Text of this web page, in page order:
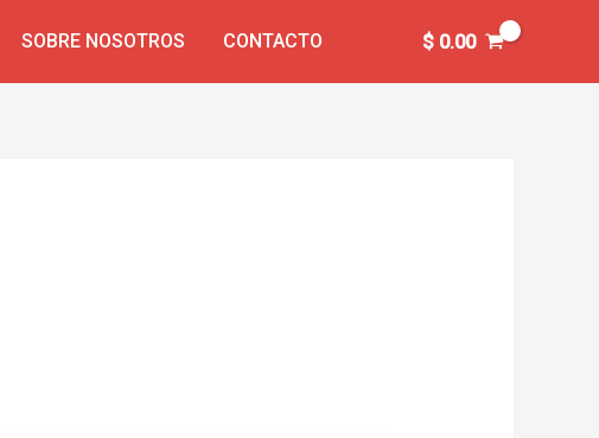
SOBRE NOSOTROS CONTACTO $0.00